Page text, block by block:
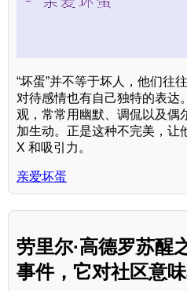
“坏蛋”并不等于坏人，他们往
对待感情也有自己独特的表达
观，常常用幽默、调侃以及偶
加生动。正是这种不完美，让
X 和吸引力。
亲爱坏蛋
劳里尔·高德罗苏醒
事件，它对社区意